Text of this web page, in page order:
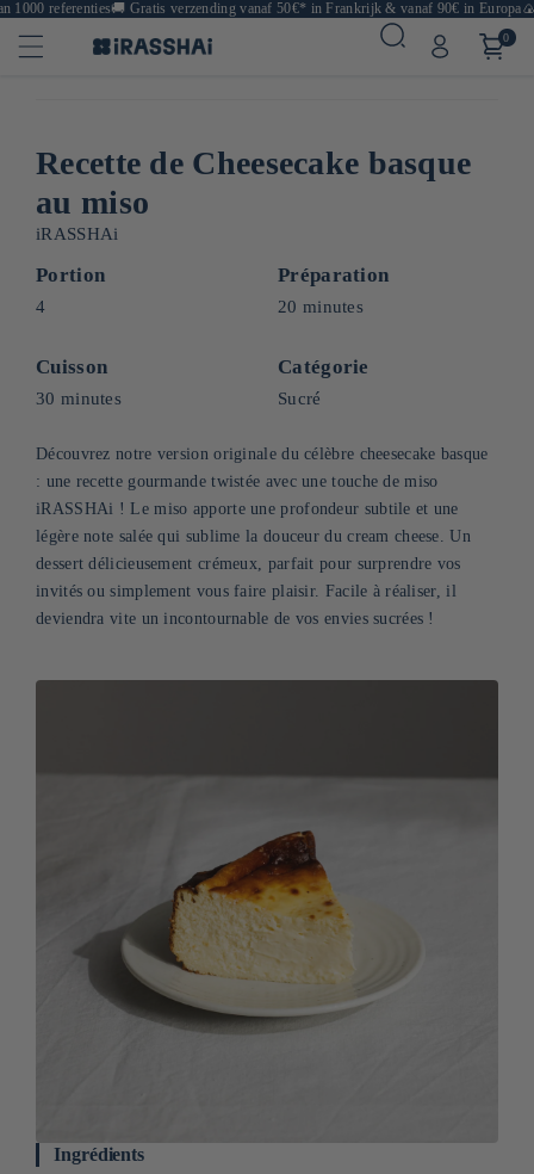
referenties🚚Gratis verzending vanaf 50€* in Frankrijk & vanaf 90€ in Europa🍙
0
Recette de Cheesecake basque
au miso
iRASSHAi
Portion
4
Préparation
20 minutes
Cuisson
30 minutes
Catégorie
Sucré
Découvrez notre version originale du célèbre cheesecake basque
: une recette gourmande twistée avec une touche de miso
iRASSHAi ! Le miso apporte une profondeur subtile et une
légère note salée qui sublime la douceur du cream cheese. Un
dessert délicieusement crémeux, parfait pour surprendre vos
invités ou simplement vous faire plaisir. Facile à réaliser, il
deviendra vite un incontournable de vos envies sucrées !
Ingrédients